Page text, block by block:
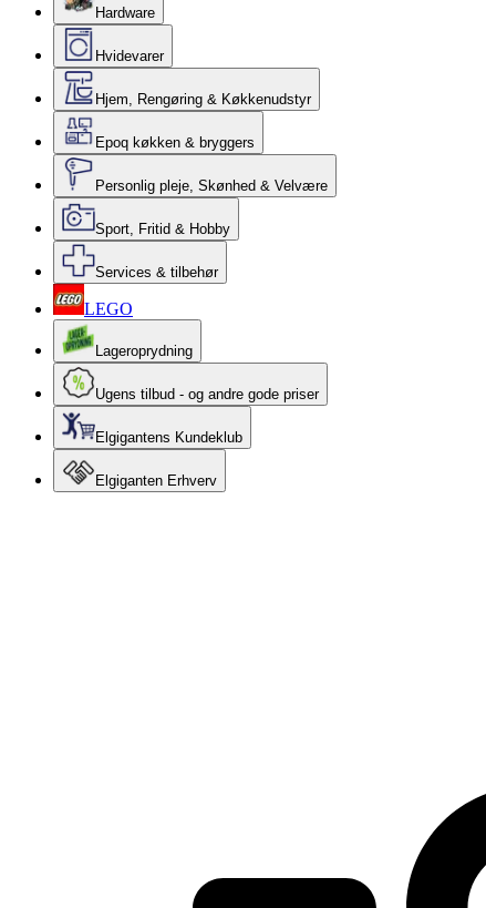
Hardware
Hvidevarer
Hjem, Rengøring & Køkkenudstyr
Epoq køkken & bryggers
Personlig pleje, Skønhed & Velvære
Sport, Fritid & Hobby
Services & tilbehør
LEGO
Lageroprydning
Ugens tilbud - og andre gode priser
Elgigantens Kundeklub
Elgiganten Erhverv